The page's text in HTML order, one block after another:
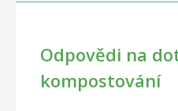
Odpovědi na
kompostování